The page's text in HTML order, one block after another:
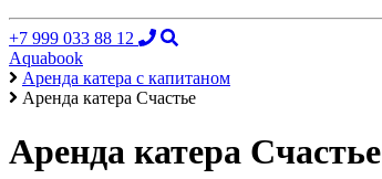
+7 999 033 88 12
Aquabook
Аренда катера с капитаном
Аренда катера Счастье
Аренда катера Счастье